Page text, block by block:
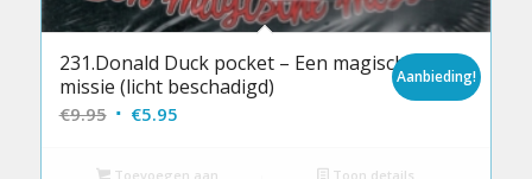
231.Donald Duck pocket – Een magische
missie (licht beschadigd)
€9.95 Oorspronkelijke
was:
€5.95Huidige
is:
Aanbieding!
Toevoegen aan Toon details